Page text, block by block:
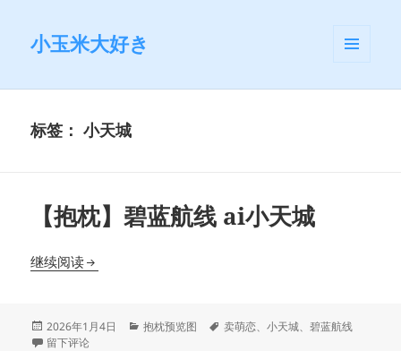
小玉米大好き
挂件
标签：小天城
【抱枕】碧蓝航线 ai小天城
继续阅读【抱枕】碧蓝航线 ai小天城
发
布
2026年1月4日
分
抱枕预览图
标
卖萌恋、小天城、碧蓝航线
于【抱枕】碧蓝航线 ai小天城
留下评论